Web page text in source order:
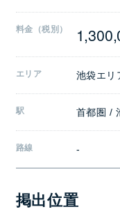
料金（税別）
エリア 池袋エリ
駅 首都圏 /
路線 -
掲出位置